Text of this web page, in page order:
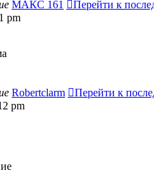
МАКС 161
Перейти к
pm
Robertclarm
Перейти к
pm